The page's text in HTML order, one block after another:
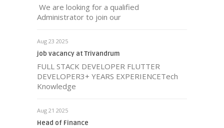
We are looking for a qualified
Administrator to join our
Aug 23 2025
job vacancy at Trivandrum
FULL STACK DEVELOPER FLUTTER
DEVELOPER3+ YEARS EXPERIENCETech
Knowledge
Aug 21 2025
Head of Finance